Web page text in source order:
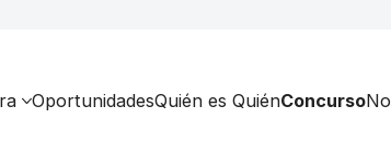
OportunidadesQuién es QuiénConcurso